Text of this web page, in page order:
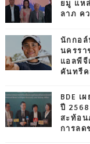
ยมู แห
ลาภ ค
นักกอล์
นครรา
แอลพี
คันทรี
BDE
ปี
สะท้อน
การลด